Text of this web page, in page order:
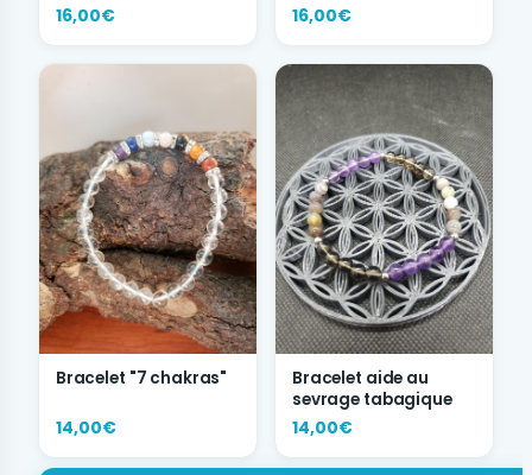
16,00€ 16,00€
Bracelet "7 chakras"
14,00€
Bracelet aide au
sevrage tabagique
14,00€